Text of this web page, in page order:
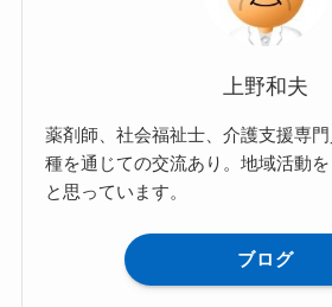
上野和夫
薬剤師、社会福祉士、介護支援専
種を通じての交流あり。地域活動
と思っています。
ブログ